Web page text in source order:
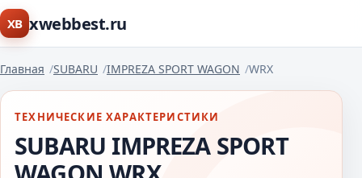
XB xwebbest.ru
Главная SUBARU IMPREZA SPORT WAGON WRX
ТЕХНИЧЕСКИЕ ХАРАКТЕРИСТИКИ
SUBARU IMPREZA SPORT